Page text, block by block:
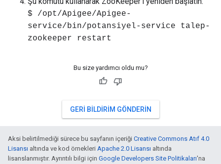
$ /opt/Apigee/Apigee-
service/bin/potansiyel-service talep-
zookeeper restart
Bu size yardımcı oldu mu?
GERI BILDIRIM GÖNDERIN
Aksi belirtilmediği sürece bu sayfanın içeriği Creative Commons Atıf 4.0
Lisansı altında ve kod örnekleri Apache 2.0 Lisansı altında
lisanslanmıştır. Ayrıntılı bilgi için Google Developers Site Politikaları'na